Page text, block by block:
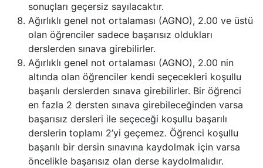
sonuçları geçersiz sayılacaktır.
Ağırlıklı genel not ortalaması (AGNO), 2.00 ve üstü
olan öğrenciler sadece başarısız oldukları
derslerden sınava girebilirler.
Ağırlıklı genel not ortalaması (AGNO), 2.00 nin
altında olan öğrenciler kendi seçecekleri koşullu
başarılı derslerden sınava girebilirler. Bir öğrenci
en fazla 2 dersten sınava girebileceğinden varsa
başarısız dersleri ile seçeceği koşullu başarılı
derslerin toplamı 2’yi geçemez. Öğrenci koşullu
başarılı bir dersin sınavına kaydolmak için varsa
öncelikle başarısız olan derse kaydolmalıdır.